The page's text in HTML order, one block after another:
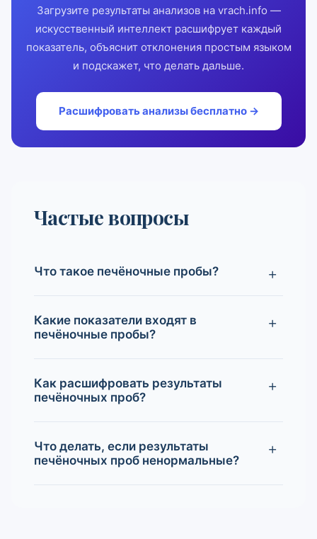
Загрузите результаты анализов на vrach.info —
искусственный интеллект расшифрует каждый
показатель, объяснит отклонения простым языком
и подскажет, что делать дальше.
Расшифровать анализы бесплатно →
Частые вопросы
Что такое печёночные пробы?
Какие показатели входят в
печёночные пробы?
Как расшифровать результаты
печёночных проб?
Что делать, если результаты
печёночных проб ненормальные?